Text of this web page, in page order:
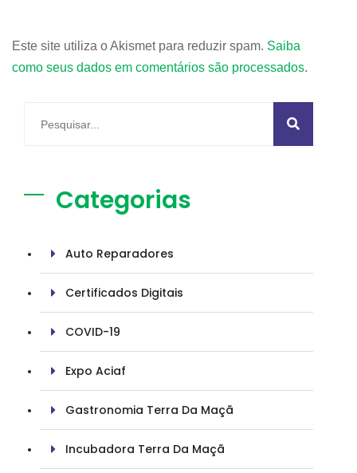
Este site utiliza o Akismet para reduzir spam. Saiba
como seus dados em comentários são processados.
Categorias
Auto Reparadores
Certificados Digitais
COVID-19
Expo Aciaf
Gastronomia Terra Da Maçã
Incubadora Terra Da Maçã